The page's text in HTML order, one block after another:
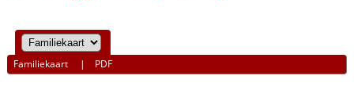
Familiekaart | PDF